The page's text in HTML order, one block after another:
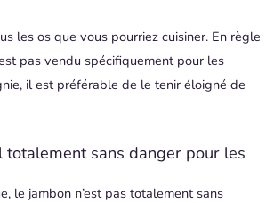
les os que vous pourriez cuisiner. En règle
pas vendu spécifiquement pour les
il est préférable de le tenir éloigné de
totalement sans danger pour les
le jambon n’est pas totalement sans